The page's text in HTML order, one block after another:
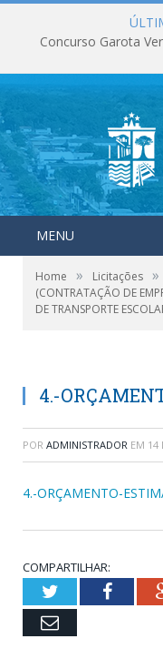
Concurso Garota
MENU
Home » Licitações »
(CONTRATAÇÃO DE
DE TRANSPORTE
4.-
POR ADMINISTRADOR EM 14
4.-ORÇAMENTO-
COMPARTILHAR:
Twitter
Email